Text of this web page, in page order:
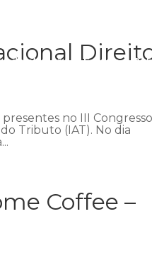
de atuação Equipe
presentes no III Congresso
Tributo (IAT). No dia
Coffee –